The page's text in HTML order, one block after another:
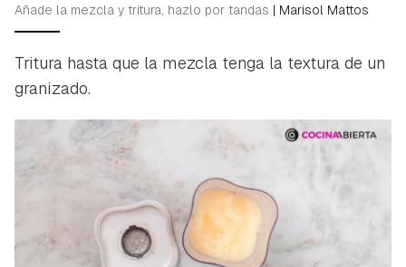
Añade la mezcla y tritura, hazlo por tandas | Marisol Mattos
Tritura hasta que la mezcla tenga la textura de un
granizado.